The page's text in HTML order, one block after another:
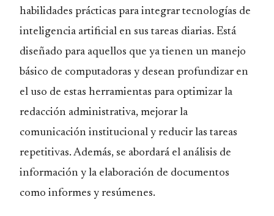
habilidades prácticas para integrar tecnologías de
inteligencia artificial en sus tareas diarias. Está
diseñado para aquellos que ya tienen un manejo
básico de computadoras y desean profundizar en
el uso de estas herramientas para optimizar la
redacción administrativa, mejorar la
comunicación institucional y reducir las tareas
repetitivas. Además, se abordará el análisis de
información y la elaboración de documentos
como informes y resúmenes.